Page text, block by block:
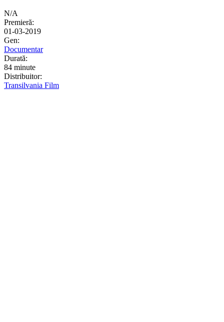
N/A
Premieră:
01-03-2019
Gen:
Documentar
Durată:
84 minute
Distribuitor:
Transilvania Film